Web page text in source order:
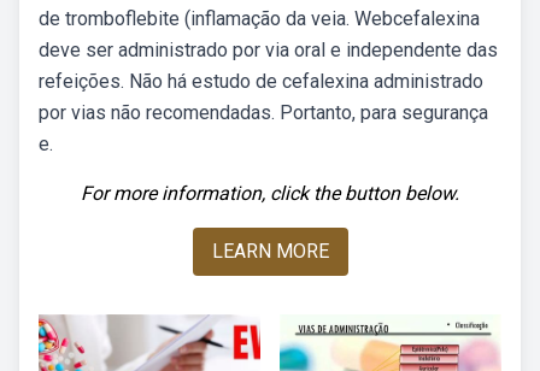
de tromboflebite (inflamação da veia. Webcefalexina
deve ser administrado por via oral e independente das
refeições. Não há estudo de cefalexina administrado
por vias não recomendadas. Portanto, para segurança
e.
For more information, click the button below.
LEARN MORE